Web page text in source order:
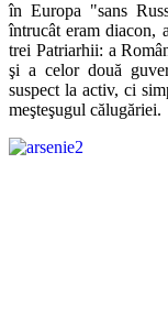
în Europa "sans
întrucât eram diacon,
trei Patriarhii: a
şi a celor două
suspect la activ, ci
meşteşugul călugăriei.